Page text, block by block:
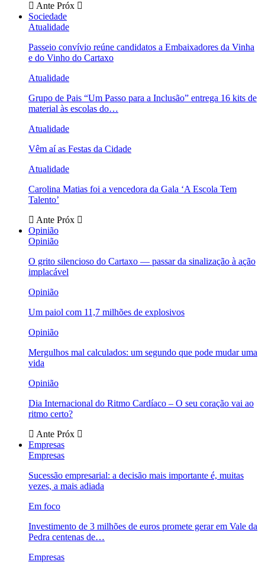
Ante Próx
Sociedade
Atualidade
Passeio convívio reúne candidatos a Embaixadores da Vinha
e do Vinho do Cartaxo
Atualidade
Grupo de Pais “Um Passo para a Inclusão” entrega 16 kits de
material às escolas do…
Atualidade
Vêm aí as Festas da Cidade
Atualidade
Carolina Matias foi a vencedora da Gala ‘A Escola Tem
Talento’
Ante Próx
Opinião
Opinião
O grito silencioso do Cartaxo — passar da sinalização à ação
implacável
Opinião
Um paiol com 11,7 milhões de explosivos
Opinião
Mergulhos mal calculados: um segundo que pode mudar uma
vida
Opinião
Dia Internacional do Ritmo Cardíaco – O seu coração vai ao
ritmo certo?
Ante Próx
Empresas
Empresas
Sucessão empresarial: a decisão mais importante é, muitas
vezes, a mais adiada
Em foco
Investimento de 3 milhões de euros promete gerar em Vale da
Pedra centenas de…
Empresas